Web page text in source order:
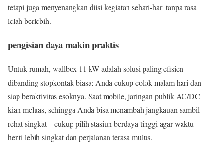
tetapi juga menyenangkan diisi kegiatan sehari-hari tanpa rasa
lelah berlebih.
pengisian daya makin praktis
Untuk rumah, wallbox 11 kW adalah solusi paling efisien
dibanding stopkontak biasa; Anda cukup colok malam hari dan
siap beraktivitas esoknya. Saat mobile, jaringan publik AC/DC
kian meluas, sehingga Anda bisa menambah jangkauan sambil
rehat singkat—cukup pilih stasiun berdaya tinggi agar waktu
henti lebih singkat dan perjalanan terasa mulus.